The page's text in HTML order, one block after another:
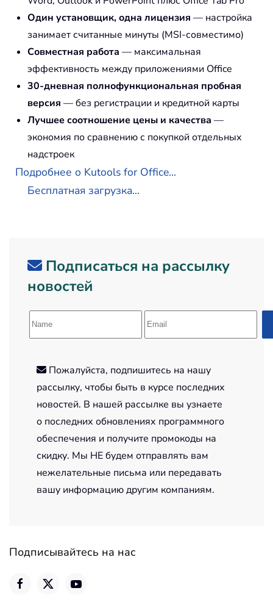
Один установщик, одна лицензия — настройка
занимает считанные минуты (MSI-совместимо)
Совместная работа — максимальная
эффективность между приложениями Office
30-дневная полнофункциональная пробная
версия — без регистрации и кредитной карты
Лучшее соотношение цены и качества —
экономия по сравнению с покупкой отдельных
надстроек
Подробнее о Kutools for Office...
Бесплатная загрузка...
Подписаться на рассылку
новостей
Пожалуйста, подпишитесь на нашу
рассылку, чтобы быть в курсе последних
новостей. В нашей рассылке вы узнаете
о последних обновлениях программного
обеспечения и получите промокоды на
скидку. Мы НЕ будем отправлять вам
нежелательные письма или передавать
вашу информацию другим компаниям.
Подписывайтесь на нас